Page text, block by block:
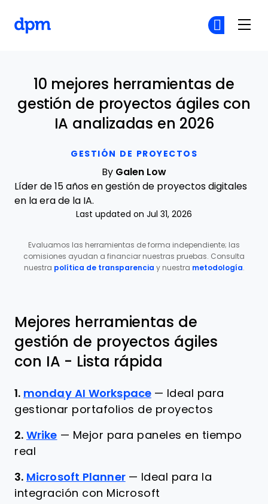
GESTIÓN DE PROYECTOS
10 mejores herramientas de
gestión de proyectos ágiles con
IA analizadas en 2026
By Galen Low
Líder de 15 años en gestión de proyectos digitales
en la era de la IA.
Last updated on Jul 31, 2026
Evaluamos las herramientas de forma independiente; las
comisiones ayudan a financiar nuestras pruebas. Consulta
nuestra política de transparencia y nuestra metodología.
Mejores herramientas de
gestión de proyectos ágiles
con IA - Lista rápida
1. monday AI Workspace — Ideal para
gestionar portafolios de proyectos
2. Wrike — Mejor para paneles en tiempo
real
3. Microsoft Planner — Ideal para la
integración con Microsoft